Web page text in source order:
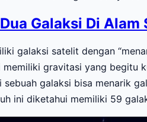
Galaksi Di
galaksi satelit dengan
memiliki gravitasi yang begitu
galaksi bisa menarik
ini diketahui memiliki 59